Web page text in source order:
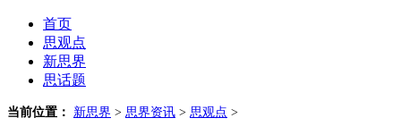
首页
思观点
新思界
思话题
当前位置： 新思界 > 思界资讯 > 思观点 >